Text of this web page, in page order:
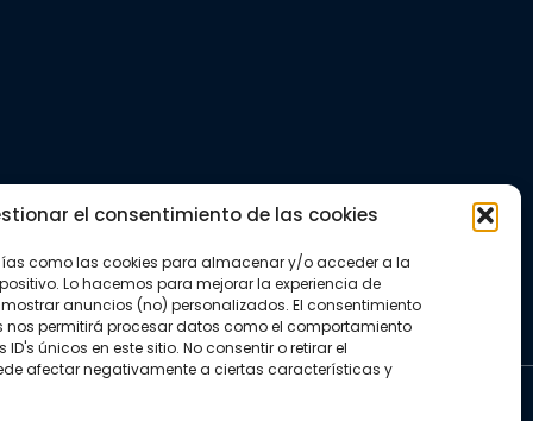
el consentimiento de las cookies
como las cookies para almacenar y/o acceder a la
Lo hacemos para mejorar la experiencia de
anuncios (no) personalizados. El consentimiento
permitirá procesar datos como el comportamiento
únicos en este sitio. No consentir o retirar el
afectar negativamente a ciertas características y